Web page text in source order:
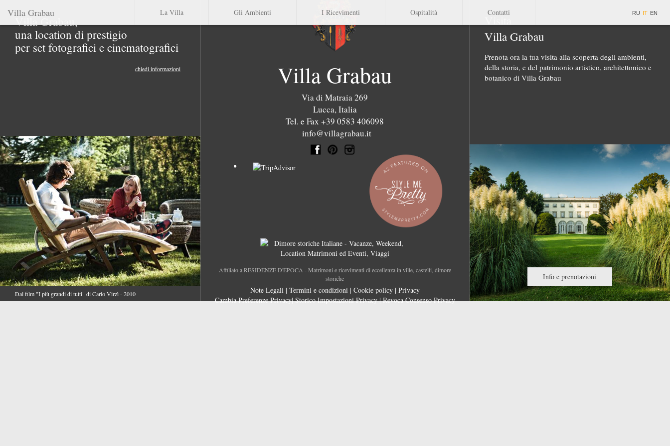
Villa Grabau La Villa Gli Ambienti I Ricevimenti Ospitalità Contatti RU IT EN
Villa Grabau,
una location di prestigio
per set fotografici e cinematografici
chiedi informazioni
Dal film "I più grandi di tutti" di Carlo Virzì - 2010
Villa Grabau
Via di Matraia 269
Lucca, Italia
Tel. e Fax +39 0583 406098
info@villagrabau.it
Affiliato a RESIDENZE D'EPOCA - Matrimoni e ricevimenti di eccellenza in ville, castelli, dimore
storiche
Note Legali| Termini e condizioni| Cookie policy| Privacy
Cambia Preferenze Privacy|Storico Impostazioni Privacy|Revoca Consenso Privacy
Villa Grabau
Prenota ora la tua visita alla scoperta degli ambienti,
della storia, e del patrimonio artistico, architettonico e
botanico di Villa Grabau
Info e prenotazioni